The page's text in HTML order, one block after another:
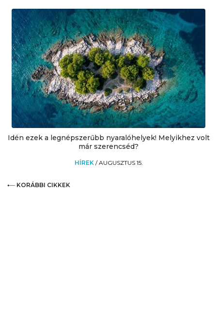
Idén ezek a legnépszerűbb nyaralóhelyek! Melyikhez volt
már szerencséd?
HÍREK /AUGUSZTUS 15.
KORÁBBI CIKKEK